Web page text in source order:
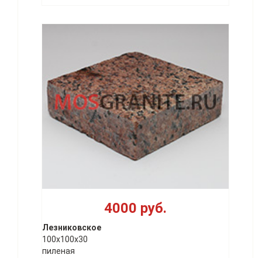
4000 руб.
Лезниковское
100х100х30
пиленая